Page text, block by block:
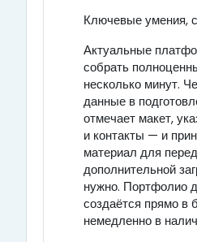
Ключевые умения,
Актуальные
собрать
несколько минут.
данные в
отмечает макет,
и контакты — и
материал для
дополнительной
нужно. Портфолио
создаётся прямо в
немедленно в